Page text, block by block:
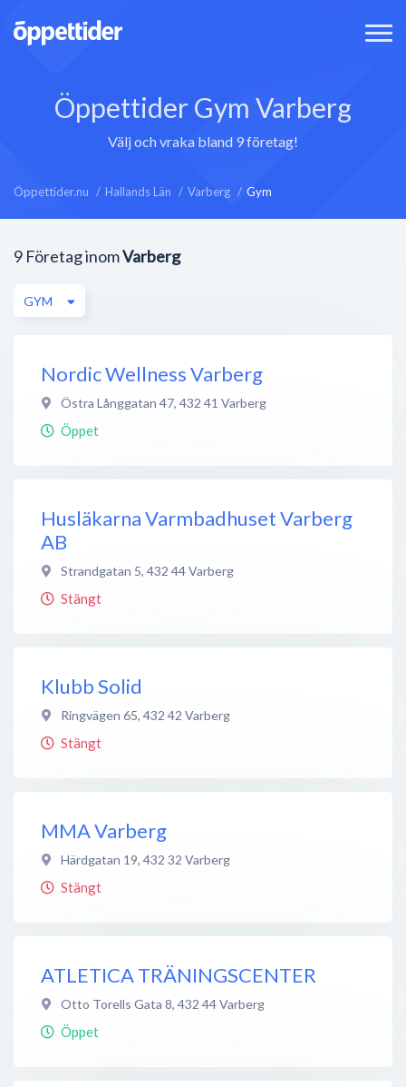
Öppettider Gym Varberg
Välj och vraka bland 9 företag!
Öppettider.nu Hallands Län Varberg Gym
9 Företag inomVarberg
GYM
Nordic Wellness Varberg
Östra Långgatan 47, 432 41 Varberg
Öppet
Husläkarna Varmbadhuset Varberg
AB
Strandgatan 5, 432 44Varberg
Stängt
Klubb Solid
Ringvägen 65, 432 42 Varberg
Stängt
MMA Varberg
Härdgatan 19, 432 32 Varberg
Stängt
ATLETICA TRÄNINGSCENTER
Otto Torells Gata 8, 432 44Varberg
Öppet